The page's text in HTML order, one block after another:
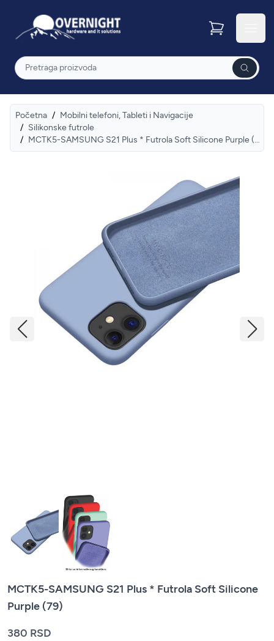
Overnight
Pretraga
Početna / Mobilni telefoni, Tableti i Navigacije
/ Silikonske futrole
/
MCTK5-SAMSUNG S21 Plus * Futrola Soft Silicone Purple (79)
MCTK5-SAMSUNG S21 Plus * Futrola Soft Silicone
Purple (79)
380 RSD